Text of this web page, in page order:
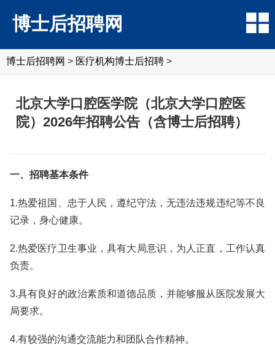
博士后招聘网
博士后招聘网 > 医疗机构博士后招聘 >
北京大学口腔医学院（北京大学口腔医
院）2026年招聘公告（含博士后招聘）
一、招聘基本条件
1.热爱祖国、忠于人民，遵纪守法，无违法违规违纪等不良
记录，身心健康。
2.热爱医疗卫生事业，具有大局意识，为人正直，工作认真
负责。
3.具有良好的政治素质和道德品质，并能够服从医院发展大
局要求。
4.有较强的沟通交流能力和团队合作精神。